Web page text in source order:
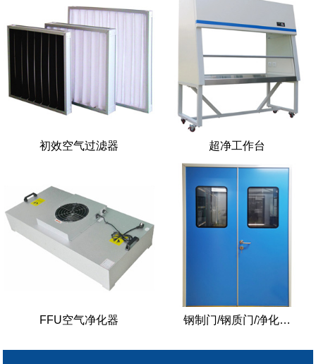
初效空气过滤器 超净工作台
FFU空气净化器 钢制门/钢质门/净化…